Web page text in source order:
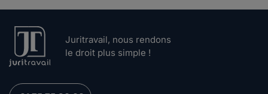
Juritravail, nous rendons
le droit plus simple !